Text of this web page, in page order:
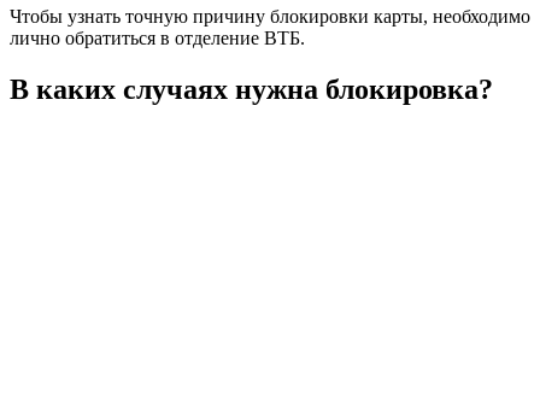
Чтобы узнать точную причину блокировки карты, необходимо
лично обратиться в отделение ВТБ.
В каких случаях нужна блокировка?